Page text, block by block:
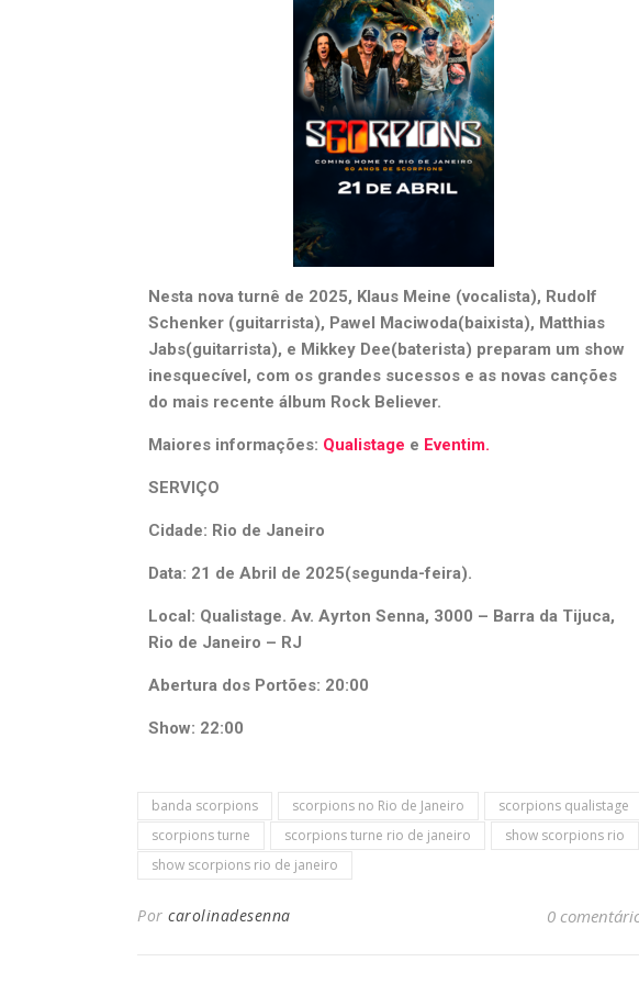
Nesta nova turnê de 2025, Klaus Meine (vocalista), Rudolf
Schenker (guitarrista), Pawel Maciwoda(baixista), Matthias
Jabs(guitarrista), e Mikkey Dee(baterista) preparam um show
inesquecível, com os grandes sucessos e as novas canções
do mais recente álbum Rock Believer.
Maiores informações: Qualistage e Eventim.
SERVIÇO
Cidade: Rio de Janeiro
Data: 21 de Abril de 2025(segunda-feira).
Local: Qualistage. Av. Ayrton Senna, 3000 – Barra da Tijuca,
Rio de Janeiro – RJ
Abertura dos Portões: 20:00
Show: 22:00
banda scorpions scorpions no Rio de Janeiro
scorpions qualistage
scorpions turne
scorpions turne rio de janeiro
show scorpions rio
show scorpions rio de janeiro
Por carolinadesenna 0